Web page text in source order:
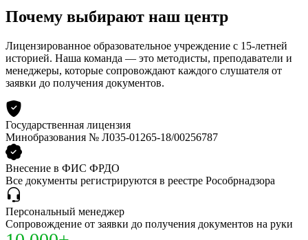
Почему выбирают наш центр
Лицензированное образовательное учреждение с 15-летней
историей. Наша команда — это методисты, преподаватели и
менеджеры, которые сопровождают каждого слушателя от
заявки до получения документов.
Государственная лицензия
Минобразования № Л035-01265-18/00256787
Внесение в ФИС ФРДО
Все документы регистрируются в реестре Рособрнадзора
Персональный менеджер
Сопровождение от заявки до получения документов на руки